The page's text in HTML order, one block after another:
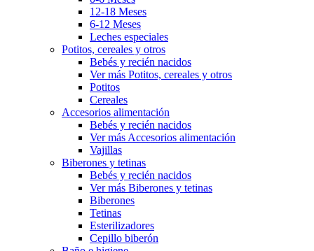
12-18 Meses
6-12 Meses
Leches especiales
Potitos, cereales y otros
Bebés y recién nacidos
Ver más Potitos, cereales y otros
Potitos
Cereales
Accesorios alimentación
Bebés y recién nacidos
Ver más Accesorios alimentación
Vajillas
Biberones y tetinas
Bebés y recién nacidos
Ver más Biberones y tetinas
Biberones
Tetinas
Esterilizadores
Cepillo biberón